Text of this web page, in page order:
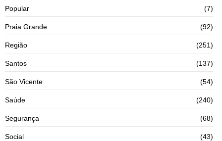
Popular (7)
Praia Grande (92)
Região (251)
Santos (137)
São Vicente (54)
Saúde (240)
Segurança (68)
Social (43)